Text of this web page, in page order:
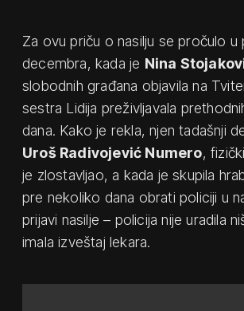
Za ovu priču o nasilju se pročulo u
decembra, kada je Nina
slobodnih građana objavila na
sestra Lidija preživljavala
dana. Kako je rekla, njen tadašnji
Uroš Radivojević Numero,
je zlostavljao, a kada je skupila
pre nekoliko dana obrati policiji u
prijavi nasilje – policija nije uradila
imala izveštaj lekara.